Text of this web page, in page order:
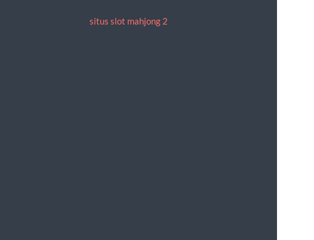
situs slot mahjong 2